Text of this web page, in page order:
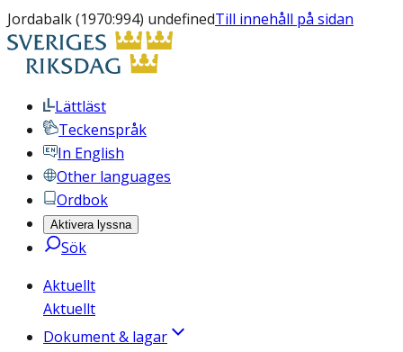
Jordabalk (1970:994) undefinedTill innehåll på sidan
Lättläst
Teckenspråk
In English
Other languages
Ordbok
Aktivera lyssna
Sök
Aktuellt
Aktuellt
Dokument & lagar